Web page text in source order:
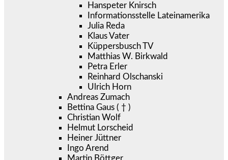
Hanspeter Knirsch
Informationsstelle Lateinamerika
Julia Reda
Klaus Vater
Küppersbusch TV
Matthias W. Birkwald
Petra Erler
Reinhard Olschanski
Ulrich Horn
Andreas Zumach
Bettina Gaus ( † )
Christian Wolf
Helmut Lorscheid
Heiner Jüttner
Ingo Arend
Martin Böttger